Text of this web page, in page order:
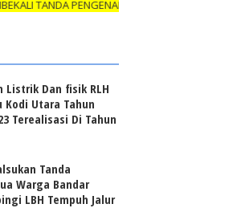
PENGENAL (ID CARD) YANG MASIH
Listrik Dan fisik RLH
Kodi Utara Tahun
Terealisasi Di Tahun
Tanda
Warga Bandar
LBH Tempuh Jalur